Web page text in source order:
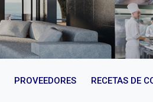
PROVEEDORES RECETAS DE